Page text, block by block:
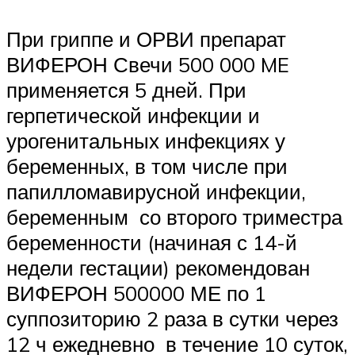
При гриппе и ОРВИ препарат
ВИФЕРОН Свечи 500 000 ME
применяется 5 дней. При
герпетической инфекции и
урогенитальных инфекциях у
беременных, в том числе при
папилломавирусной инфекции,
беременным со второго триместра
беременности (начиная с 14-й
недели гестации) рекомендован
ВИФЕРОН 500000 МЕ по 1
суппозиторию 2 раза в сутки через
12 ч ежедневно в течение 10 суток,